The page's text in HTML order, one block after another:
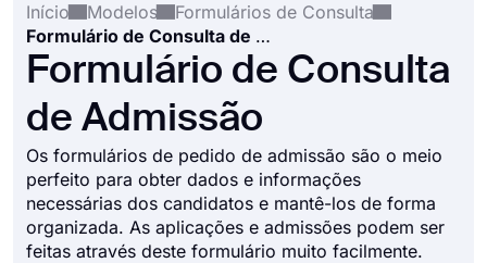
Integrações
Modelos
Recursos
Início
Modelos
Formulários de Consulta
Formulário de Consulta de Admissão
Formulário de Consulta
de Admissão
Os formulários de pedido de admissão são o meio
perfeito para obter dados e informações
necessárias dos candidatos e mantê-los de forma
organizada. As aplicações e admissões podem ser
feitas através deste formulário muito facilmente.